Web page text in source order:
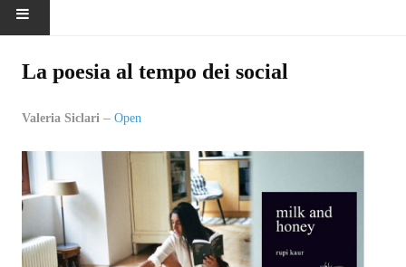
QUOVADIS
SEZIONI
La poesia al tempo dei social
Valeria Siclari Open